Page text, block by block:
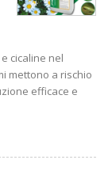
cicaline nel
mettono a rischio
efficace e